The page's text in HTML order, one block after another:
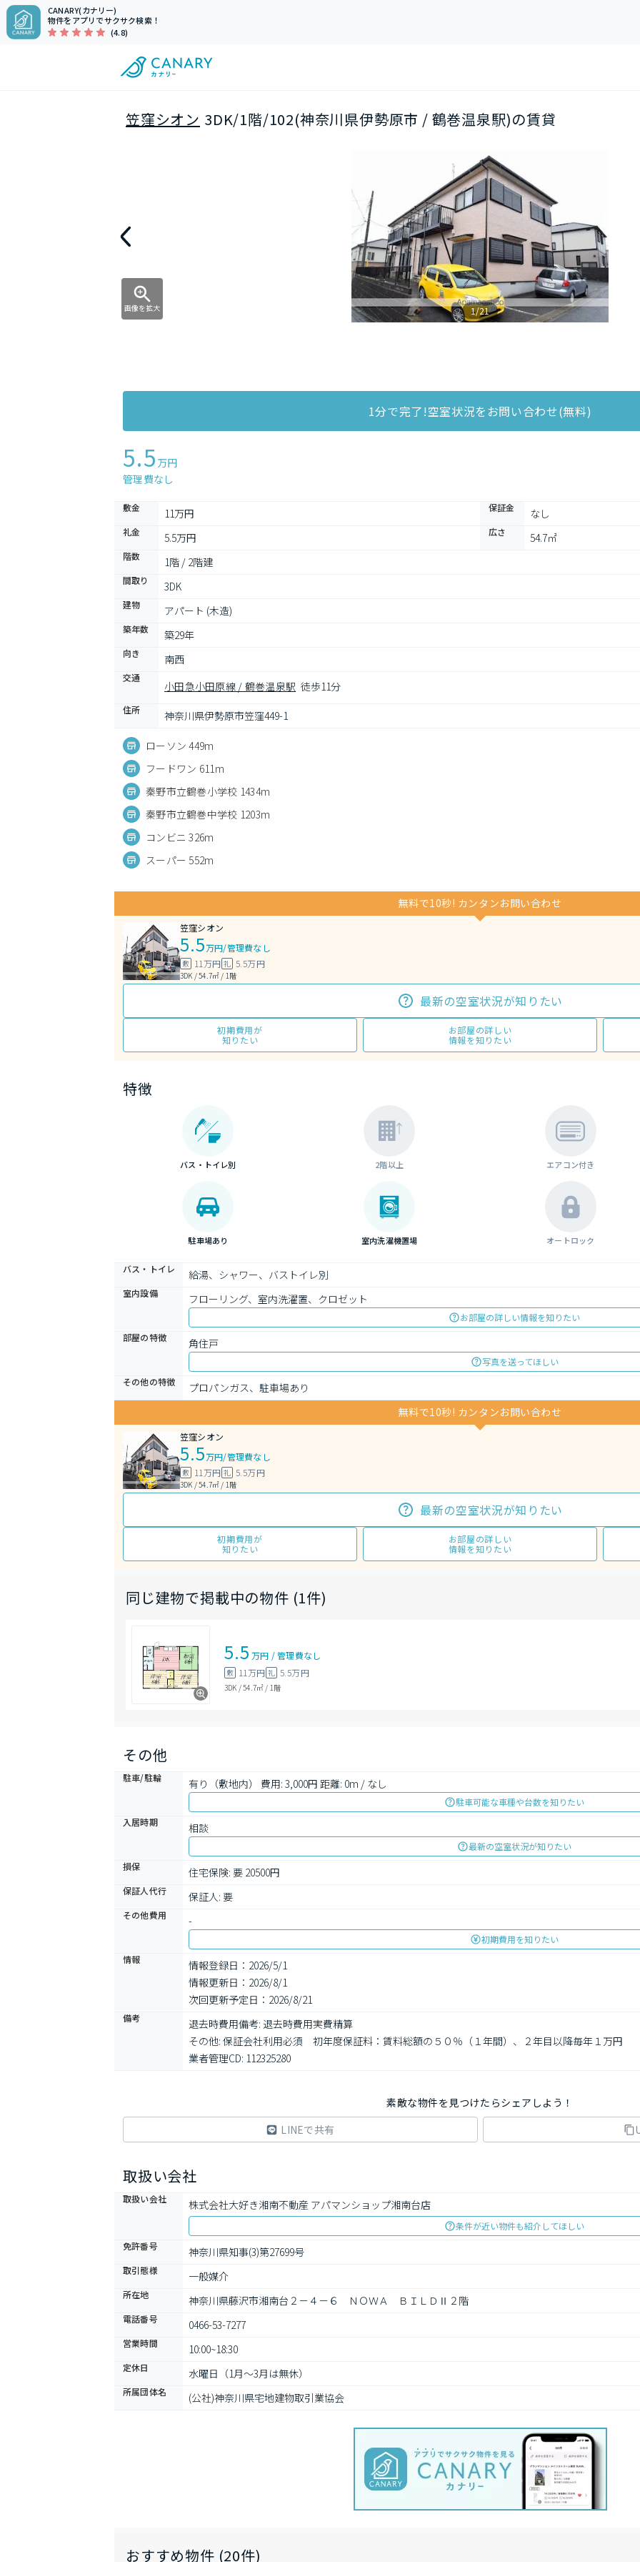
CANARY(カナリー)
物件をアプリでサクサク検索！
(4.8)
笠窪シオン 3DK/1階/102(神奈川県伊勢原市 / 鶴巻温泉駅)の賃貸
画像を拡大 1/21
1分で完了!空室状況をお問い合わせ(無料)
5.5 万円
管理費なし
敷金 11万円 保証金 なし
礼金 5.5万円 広さ 54.7㎡
階数 1階 / 2階建
間取り 3DK
建物 アパート (木造)
築年数 築29年
向き 南西
交通
小田急小田原線 / 鶴巻温泉駅 徒歩11分
住所 神奈川県伊勢原市笠窪449-1
ローソン 449m
フードワン 611m
秦野市立鶴巻小学校 1434m
秦野市立鶴巻中学校 1203m
コンビニ 326m
スーパー 552m
無料で10秒! カンタンお問い合わせ
笠窪シオン
5.5万円/管理費なし
敷 11万円 礼 5.5万円
3DK / 54.7㎡ / 1階
最新の空室状況が知りたい
初期費用が
知りたい
お部屋の詳しい
情報を知りたい
特徴
バス・トイレ別 2階以上 エアコン付き
駐車場あり 室内洗濯機置場 オートロック
バス・トイレ 給湯、シャワー、バストイレ別
室内設備 フローリング、室内洗濯置、クロゼット
お部屋の詳しい情報を知りたい
部屋の特徴
角住戸
写真を送ってほしい
その他の特徴
プロパンガス、駐車場あり
無料で10秒! カンタンお問い合わせ
笠窪シオン
5.5万円/管理費なし
敷 11万円 礼 5.5万円
3DK / 54.7㎡ / 1階
最新の空室状況が知りたい
初期費用が
知りたい
お部屋の詳しい
情報を知りたい
同じ建物で掲載中の物件 (1件)
5.5 万円 /管理費なし
敷 11万円 礼 5.5万円
3DK /54.7㎡ / 1階
その他
駐車/駐輪 有り（敷地内） 費用: 3,000円 距離: 0m / なし
駐車可能な車種や台数を知りたい
入居時期
相談
最新の空室状況が知りたい
損保
住宅保険: 要 20500円
保証人代行 保証人: 要
その他費用 -
初期費用を知りたい
情報
情報登録日：2026/5/1
情報更新日：2026/8/1
次回更新予定日：2026/8/21
備考
退去時費用備考: 退去時費用実費精算
その他: 保証会社利用必須　初年度保証料：賃料総額の５０％（１年間）、２年目以降毎年１万円
業者管理CD: 112325280
素敵な物件を見つけたらシェアしよう！
LINEで共有
取扱い会社
取扱い会社 株式会社大好き湘南不動産 アパマンショップ湘南台店
条件が近い物件も紹介してほしい
免許番号
神奈川県知事(3)第27699号
取引態様 一般媒介
所在地 神奈川県藤沢市湘南台２－４－６　ＮＯＷＡ　ＢＩＬＤⅡ２階
電話番号 0466-53-7277
営業時間 10:00~18:30
定休日 水曜日（1月～3月は無休）
所属団体名 (公社)神奈川県宅地建物取引業協会
おすすめ物件 (20件)